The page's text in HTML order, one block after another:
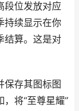
段位发放对应
持续显示在你
结算。这是对
保存其图标图
将“至尊星耀”